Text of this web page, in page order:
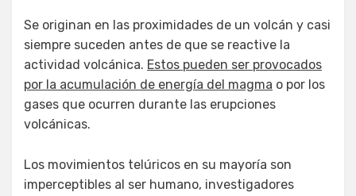
Se originan en las proximidades de un volcán y casi
siempre suceden antes de que se reactive la
actividad volcánica. Estos pueden ser provocados
por la acumulación de energía del magma o por los
gases que ocurren durante las erupciones
volcánicas.
Los movimientos telúricos en su mayoría son
imperceptibles al ser humano, investigadores